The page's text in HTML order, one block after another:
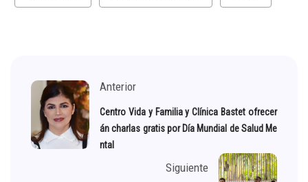
Anterior
Centro Vida y Familia y Clínica Bastet ofrecer
án charlas gratis por Día Mundial de Salud Me
ntal
Siguiente